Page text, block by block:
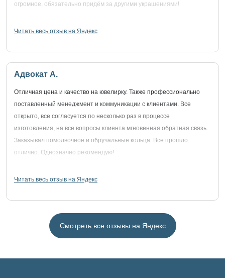
огромное, обязательно придём за другими украшениями!
Читать весь отзыв на Яндекс
Адвокат А.
Отличная цена и качество на ювелирку. Также профессионально
поставленный менеджмент и коммуникации с клиентами. Все
открыто, все согласуется по несколько раз в процессе
изготовления, на все вопросы клиента мгновенная обратная связь.
Заказывал помолвочное и обручальные кольца. Все прошло
отлично. Однозначно рекомендую!
Читать весь отзыв на Яндекс
Смотреть все отзывы на Яндекс